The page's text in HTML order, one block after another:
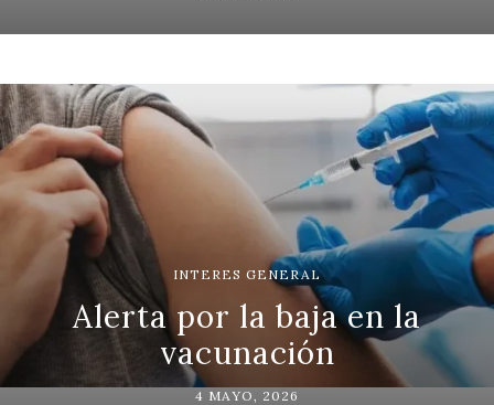
INTERES GENERAL
Alerta por la baja en la
vacunación
4 MAYO, 2026